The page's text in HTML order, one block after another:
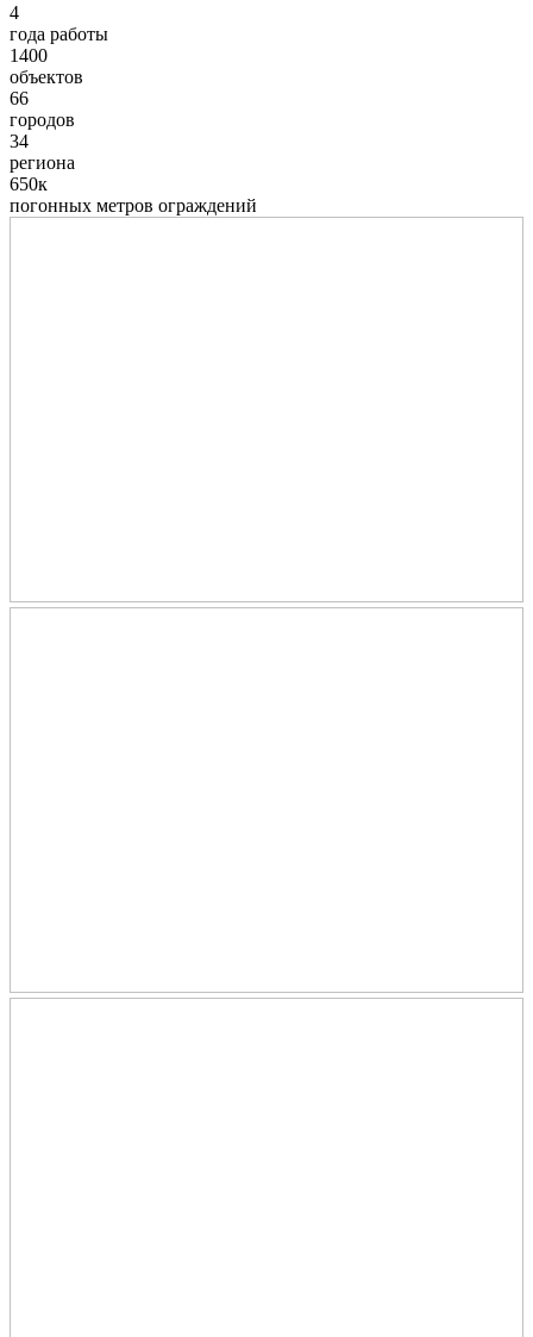
4
года работы
1400
объектов
66
городов
34
региона
650к
погонных метров ограждений